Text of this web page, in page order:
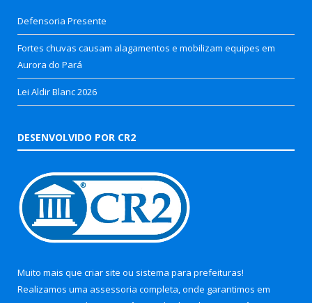
Defensoria Presente
Fortes chuvas causam alagamentos e mobilizam equipes em
Aurora do Pará
Lei Aldir Blanc 2026
DESENVOLVIDO POR CR2
Muito mais que criar site ou sistema para prefeituras!
Realizamos uma assessoria completa, onde garantimos em